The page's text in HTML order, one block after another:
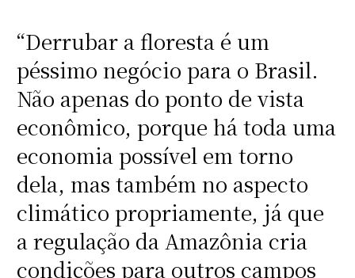
“Derrubar a floresta é um
péssimo negócio para o Brasil.
Não apenas do ponto de vista
econômico, porque há toda uma
economia possível em torno
dela, mas também no aspecto
climático propriamente, já que
a regulação da Amazônia cria
condições para outros campos